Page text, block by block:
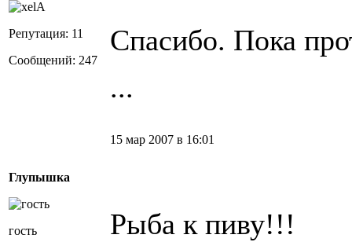
Репутация: 11
Сообщений: 247
Спасибо. Пока
...
Глупышка
гость
15 мар 2007 в 16:01
Рыба к пиву!!!